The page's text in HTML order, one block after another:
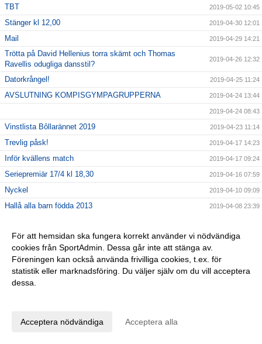
TBT 2019-05-02 10:45
Stänger kl 12,00 2019-04-30 12:01
Mail 2019-04-29 14:21
Trötta på David Hellenius torra skämt och Thomas
Ravellis odugliga dansstil?
2019-04-26 12:32
Datorkrångel! 2019-04-25 11:24
AVSLUTNING KOMPISGYMPAGRUPPERNA 2019-04-24 13:44
2019-04-24 08:43
Vinstlista Bôllarännet 2019 2019-04-23 11:14
Trevlig påsk! 2019-04-17 14:23
Inför kvällens match 2019-04-17 09:24
Seriepremiär 17/4 kl 18,30 2019-04-16 07:59
Nyckel 2019-04-10 09:09
Hallå alla barn födda 2013 2019-04-08 23:39
Tjoho, återväxten är säkrad! 2019-04-01 08:58
En sommarhälsning fr 2018
GLÖM EJ! 2019-03-26 11:47
Lagfotografering
För att hemsidan ska fungera korrekt använder vi nödvändiga
cookies från SportAdmin. Dessa går inte att stänga av.
Föreningen kan också använda frivilliga cookies, t.ex. för
statistik eller marknadsföring. Du väljer själv om du vill acceptera
dessa.
Acceptera nödvändiga Acceptera alla